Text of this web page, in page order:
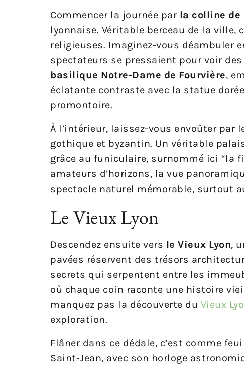
Commencer la journée par la colline de
lyonnaise. Véritable berceau de la
religieuses. Imaginez-vous déambuler
spectateurs se pressaient pour voir
basilique Notre-Dame de Fourvière,
éclatante contraste avec la statue
promontoire.
À l’intérieur, laissez-vous envoûter
gothique et byzantin. Un véritable
grâce au funiculaire, surnommé ici “la
amateurs d’horizons, la vue
spectacle naturel mémorable, surtout
Le Vieux Lyon
Descendez ensuite vers le Vieux Lyon,
pavées réservent des trésors
secrets qui serpentent entre les
où chaque coin raconte une histoire
manquez pas la découverte du Vieux
exploration.
Flâner dans ce dédale, c’est comme
Saint-Jean, avec son horloge